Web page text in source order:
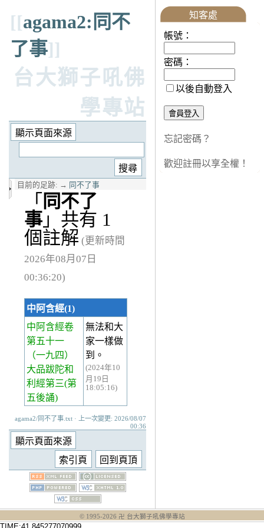
[[agama2:同不
了事]]
台大獅子吼佛
學專站
目前的足跡: → 同不了事
「 同不了
事 」共有 1
個註解 (更新時間
2026年08月07日
00:36:20)
中阿含經(1)
中阿含經卷
第五十一
（一九四）
大品跋陀和
利經第三(第
五後誦)
無法和大
家一樣做
到。
(2024年10
月19日
18:05:16)
agama2/同不了事.txt · 上一次變更: 2026/08/07
00:36
知客處
帳號：
密碼：
以後自動登入
忘記密碼？
歡迎註冊以享全權！
© 1995-2026 卍 台大獅子吼佛學專站